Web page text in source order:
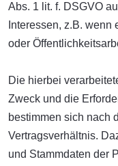
Abs. 1 lit. f. DSGVO
Interessen, z.B.
oder
Die hierbei
Zweck und die
bestimmen sich nach
Vertragsverhältnis.
und Stammdaten der